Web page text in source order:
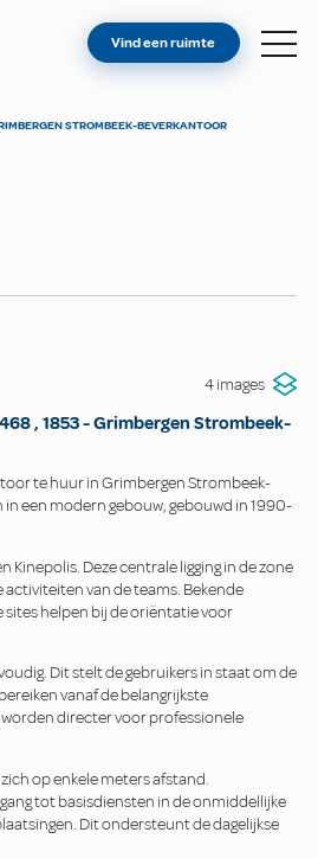
EEN RUIMTE
Vind een ruimte
STROMBEEK-BEVERKANTOOR
4 images
468, 1853-Grimbergen Strombeek-
te huur in Grimbergen Strombeek-
in een modern gebouw, gebouwd in 1990-
Kinepolis. Deze centrale ligging in de zone
activiteiten van de teams. Bekende
helpen bij de oriëntatie voor
Dit stelt de gebruikers in staat om de
vanaf de belangrijkste
directer voor professionele
op enkele meters afstand.
tot basisdiensten in de onmiddellijke
Dit ondersteunt de dagelijkse